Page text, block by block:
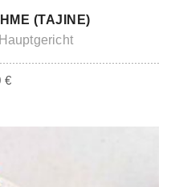
(TAJINE)
Hauptgericht
€